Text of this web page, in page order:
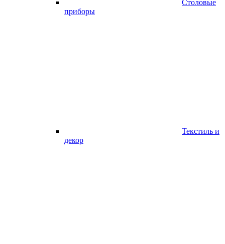
Столовые
приборы
Текстиль и
декор